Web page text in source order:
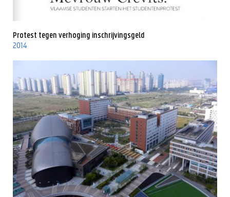
Protest tegen verhoging inschrijvingsgeld
2014